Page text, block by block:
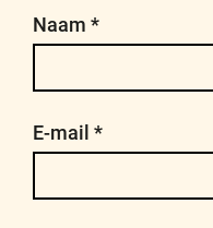
Naam *
E-mail *